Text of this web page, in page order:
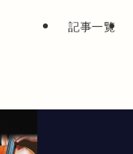
記事一覧